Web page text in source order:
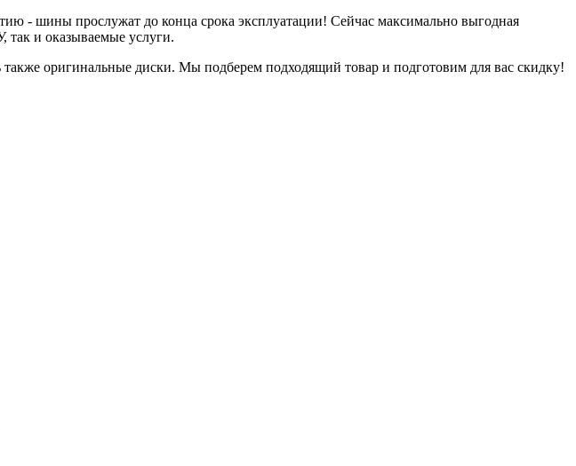
- шины прослужат до конца срока эксплуатации! Сейчас максимально выгодная
так и оказываемые услуги.
оригинальные диски. Мы подберем подходящий товар и подготовим для вас скидку!